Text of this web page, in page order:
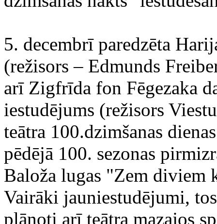
5. decembrī paredzēta
(režisors – Edmunds
arī Zigfrīda fon Fēgezaka
iestudējums (režisors
teātra 100.dzimšanas
pēdējā 100. sezonas
Baloža lugas "Zem diviem
Vairāki jauniestudējumi,
plānoti arī teātra mazajos